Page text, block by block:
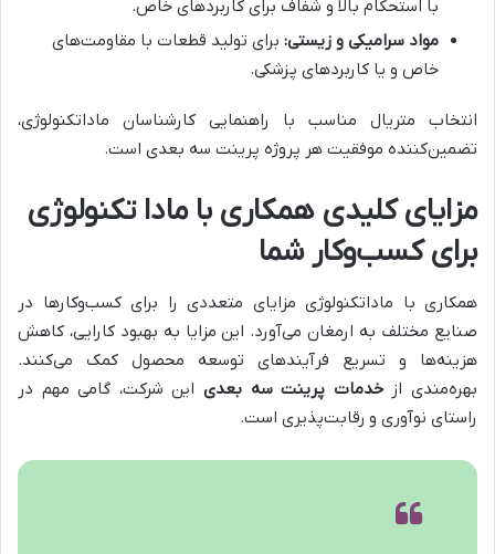
با استحکام بالا و شفاف برای کاربردهای خاص.
مواد سرامیکی و زیستی: برای تولید قطعات با مقاومت‌های
خاص و یا کاربردهای پزشکی.
انتخاب متریال مناسب با راهنمایی کارشناسان ماداتکنولوژی،
تضمین‌کننده موفقیت هر پروژه پرینت سه بعدی است.
مزایای کلیدی همکاری با مادا تکنولوژی
برای کسب‌وکار شما
همکاری با ماداتکنولوژی مزایای متعددی را برای کسب‌وکارها در
صنایع مختلف به ارمغان می‌آورد. این مزایا به بهبود کارایی، کاهش
هزینه‌ها و تسریع فرآیندهای توسعه محصول کمک می‌کنند.
بهره‌مندی ازخدمات پرینت سه بعدی این شرکت، گامی مهم در
راستای نوآوری و رقابت‌پذیری است.